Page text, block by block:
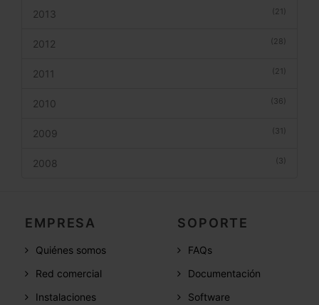
(21)
2013
(28)
2012
(21)
2011
(36)
2010
(31)
2009
(3)
2008
EMPRESA
Quiénes somos
Red comercial
Instalaciones
SOPORTE
FAQs
Documentación
Software